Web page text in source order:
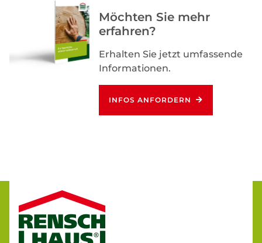
Möchten Sie mehr
erfahren?
Erhalten Sie jetzt umfassende
Informationen.
INFOS ANFORDERN